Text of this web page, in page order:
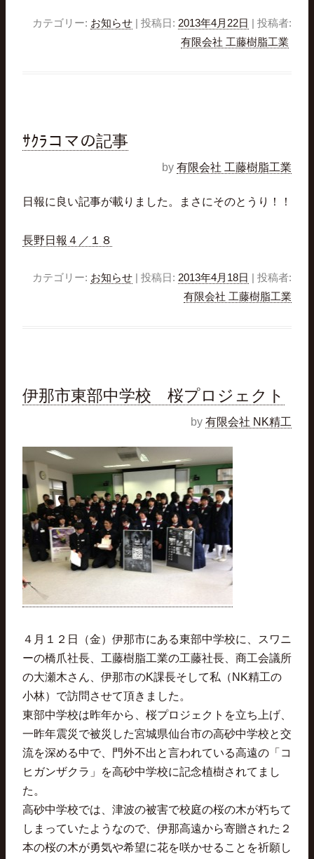
カテゴリー: お知らせ | 投稿日: 2013年4月22日
投稿者:
有限会社 工藤樹脂工業
ｻｸﾗコマの記事
by 有限会社 工藤樹脂工業
日報に良い記事が載りました。まさにそのとうり！！
長野日報４／１８
カテゴリー: お知らせ | 投稿日: 2013年4月18日
投稿者:
有限会社 工藤樹脂工業
伊那市東部中学校 桜プロジェクト
by 有限会社 NK精工
４月１２日（金）伊那市にある東部中学校に、スワニ
ーの橋爪社長、工藤樹脂工業の工藤社長、商工会議所
の大瀬木さん、伊那市のK課長そして私（NK精工の
小林）で訪問させて頂きました。
東部中学校は昨年から、桜プロジェクトを立ち上げ、
一昨年震災で被災した宮城県仙台市の高砂中学校と交
流を深める中で、門外不出と言われている高遠の「コ
ヒガンザクラ」を高砂中学校に記念植樹されてまし
た。
高砂中学校では、津波の被害で校庭の桜の木が朽ちて
しまっていたようなので、伊那高遠から寄贈された２
本の桜の木が勇気や希望に花を咲かせることを祈願し